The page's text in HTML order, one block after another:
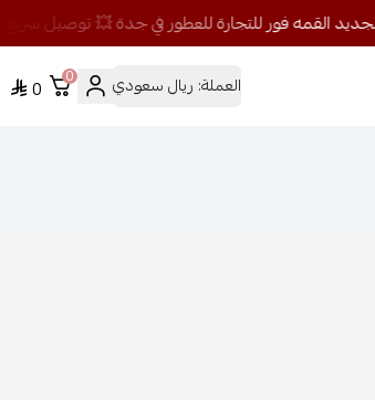
العملة: ريال سعودي 0
0